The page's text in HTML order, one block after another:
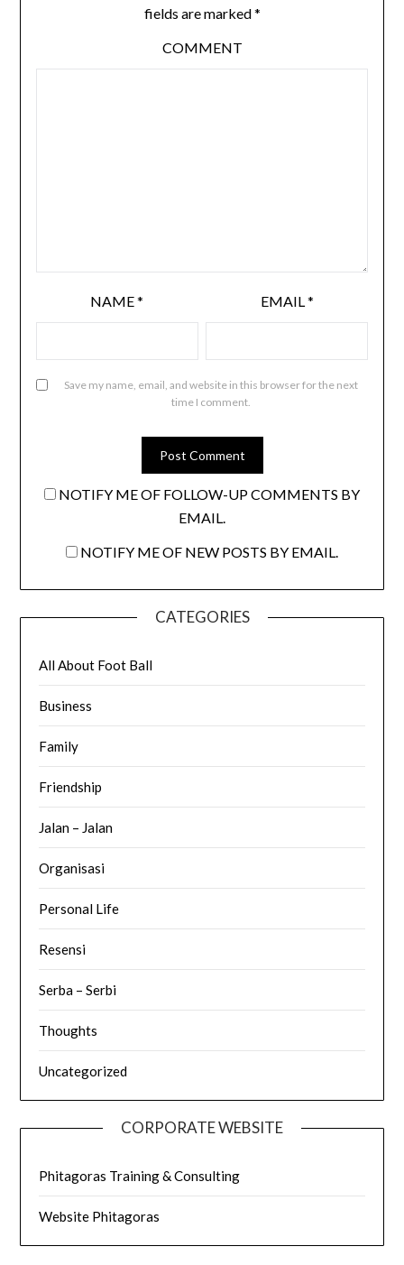
fields are marked*
COMMENT
NAME* EMAIL*
Save my name, email, and website in this browser for the next
time I comment.
NOTIFY ME OF FOLLOW-UP COMMENTS BY
EMAIL.
NOTIFY ME OF NEW POSTS BY EMAIL.
CATEGORIES
All About Foot Ball
Business
Family
Friendship
Jalan – Jalan
Organisasi
Personal Life
Resensi
Serba – Serbi
Thoughts
Uncategorized
CORPORATE WEBSITE
Phitagoras Training & Consulting
Website Phitagoras